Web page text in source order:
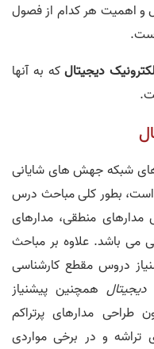
و اهمیت هر کدام از فصول
دیجیتالکه به آنها
شبکه جهش های شایانی
است، بطور کلی مباحث درس
مدارهای منطقی، مدارهای
می باشد. علاوه بر مباحث
دروس مقطع کارشناسی
دیجیتالهمچنین پیشنیاز
مدارهای پرتراکم
و در برخی مواردی